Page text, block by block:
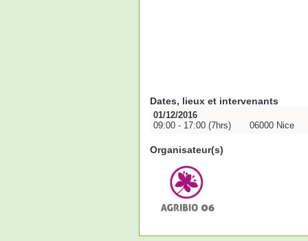
Dates, lieux et intervenants
01/12/2016
09:00 - 17:00 (7hrs)
06000 Nice
Organisateur(s)